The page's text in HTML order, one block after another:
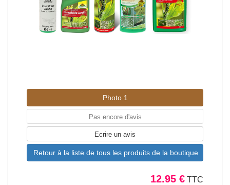
Photo 1
Pas encore d'avis
Ecrire un avis
Retour à la liste de tous les produits de la boutique
12.95 € TTC